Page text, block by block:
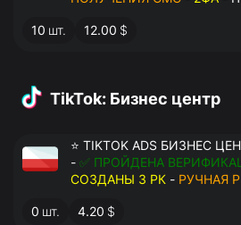
10 шт. 12.00 $
TikTok: Бизнес центр
⭐ TIKTOK ADS БИЗНЕС
- ✅ ПРОЙДЕНА
СОЗДАНЫ 3 РК - РУЧНАЯ
ДОСТУП К ПОЧТЕ - КУКИ -
ПЕРЕДАЧА В АНТИДЕТЕКТ
0 шт. 4.20 $